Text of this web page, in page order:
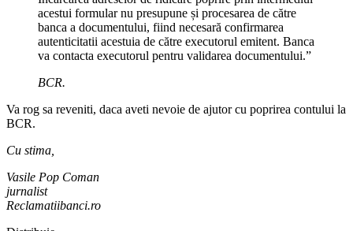
acestui formular nu presupune și procesarea de către
banca a documentului, fiind necesară confirmarea
autenticitatii acestuia de către executorul emitent. Banca
va contacta executorul pentru validarea documentului.”
BCR.
Va rog sa reveniti, daca aveti nevoie de ajutor cu poprirea contului la
BCR.
Cu stima,
Vasile Pop Coman
jurnalist
Reclamatiibanci.ro